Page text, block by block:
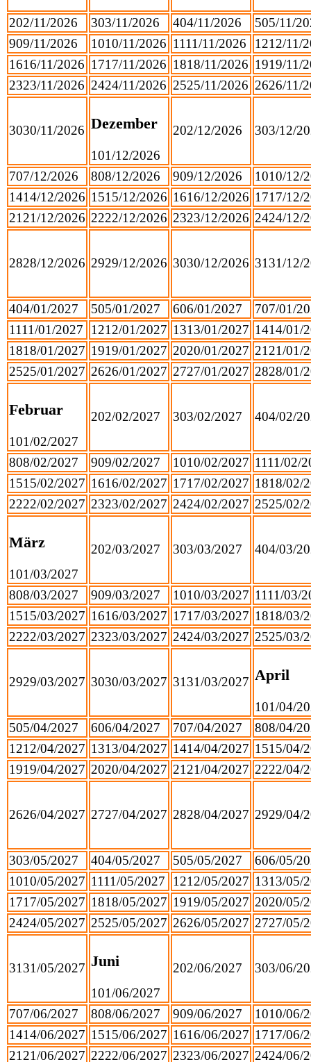
202/11/2026 303/11/2026 404/11/2026 505/11/
909/11/2026 1010/11/2026 1111/11/2026 1212/11/
1616/11/2026 1717/11/2026 1818/11/2026 1919/11/
2323/11/2026 2424/11/2026 2525/11/2026 2626/11/
3030/11/2026 Dezember
101/12/2026
202/12/2026 303/12/
707/12/2026 808/12/2026 909/12/2026 1010/12/
1414/12/2026 1515/12/2026 1616/12/2026 1717/12/
2121/12/2026 2222/12/2026 2323/12/2026 2424/12/
2828/12/2026 2929/12/2026 3030/12/2026 3131/12/
404/01/2027 505/01/2027 606/01/2027 707/01/
1111/01/2027 1212/01/2027 1313/01/2027 1414/01/
1818/01/2027 1919/01/2027 2020/01/2027 2121/01/
2525/01/2027 2626/01/2027 2727/01/2027 2828/01/
Februar
101/02/2027
202/02/2027 303/02/2027 404/02/
808/02/2027 909/02/2027 1010/02/2027 1111/02/
1515/02/2027 1616/02/2027 1717/02/2027 1818/02/
2222/02/2027 2323/02/2027 2424/02/2027 2525/02/
März
101/03/2027
202/03/2027 303/03/2027 404/03/
808/03/2027 909/03/2027 1010/03/2027 1111/03/
1515/03/2027 1616/03/2027 1717/03/2027 1818/03/
2222/03/2027 2323/03/2027 2424/03/2027 2525/03/
2929/03/2027 3030/03/2027 3131/03/2027 April
101/04/
505/04/2027 606/04/2027 707/04/2027 808/04/
1212/04/2027 1313/04/2027 1414/04/2027 1515/04/
1919/04/2027 2020/04/2027 2121/04/2027 2222/04/
2626/04/2027 2727/04/2027 2828/04/2027 2929/04/
303/05/2027 404/05/2027 505/05/2027 606/05/
1010/05/2027 1111/05/2027 1212/05/2027 1313/05/
1717/05/2027 1818/05/2027 1919/05/2027 2020/05/
2424/05/2027 2525/05/2027 2626/05/2027 2727/05/
3131/05/2027 Juni
101/06/2027
202/06/2027 303/06/
707/06/2027 808/06/2027 909/06/2027 1010/06/
1414/06/2027 1515/06/2027 1616/06/2027 1717/06/
2121/06/2027 2222/06/2027 2323/06/2027 2424/06/